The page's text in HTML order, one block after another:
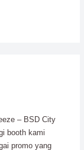
– BSD City
booth kami
promo yang